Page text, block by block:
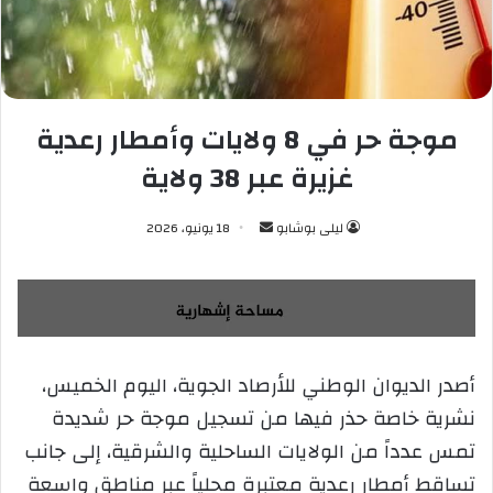
موجة حر في 8 ولايات وأمطار رعدية
غزيرة عبر 38 ولاية
ليلى بوشابو
س
ل
ب
ي
د
إ
18 يونيو، 2026
أصدر الديوان الوطني للأرصاد الجوية، اليوم الخميس،
نشرية خاصة حذر فيها من تسجيل موجة حر شديدة
تمس عدداً من الولايات الساحلية والشرقية، إلى جانب
تساقط أمطار رعدية معتبرة محلياً عبر مناطق واسعة